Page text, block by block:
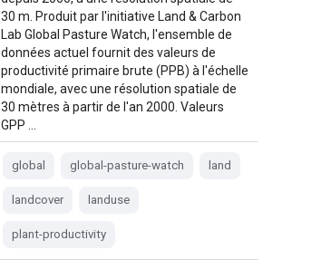
30 m. Produit par l'initiative Land & Carbon
Lab Global Pasture Watch, l'ensemble de
données actuel fournit des valeurs de
productivité primaire brute (PPB) à l'échelle
mondiale, avec une résolution spatiale de
30 mètres à partir de l'an 2000. Valeurs
GPP …
global global-pasture-watch land
landcover landuse
plant-productivity